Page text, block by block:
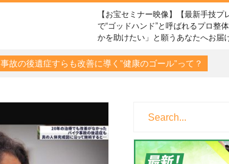
【お宝セミナー映像】【最新手技
で“ゴッドハンド”と呼ばれるプロ整
かを助けたい」と願うあなたへお届
故の後遺症すらも改善に導く”健康のゴール”って？